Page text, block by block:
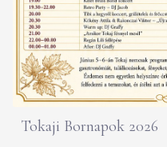
Tokaji Bornapok 2026